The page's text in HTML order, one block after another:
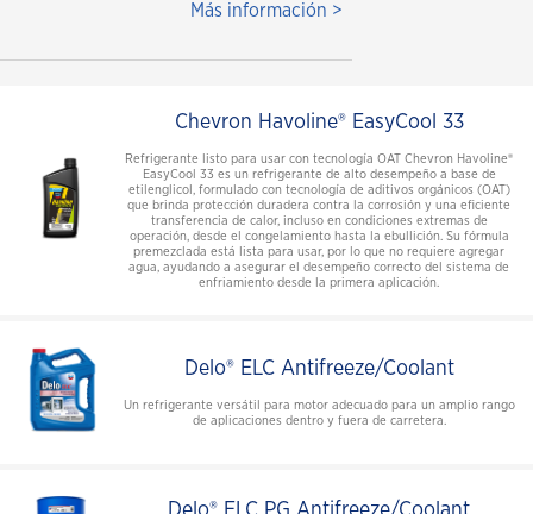
Más información >
Chevron Havoline® EasyCool 33
Refrigerante listo para usar con tecnología OAT Chevron Havoline®
EasyCool 33 es un refrigerante de alto desempeño a base de
etilenglicol, formulado con tecnología de aditivos orgánicos (OAT)
que brinda protección duradera contra la corrosión y una eficiente
transferencia de calor, incluso en condiciones extremas de
operación, desde el congelamiento hasta la ebullición. Su fórmula
premezclada está lista para usar, por lo que no requiere agregar
agua, ayudando a asegurar el desempeño correcto del sistema de
enfriamiento desde la primera aplicación.
Delo® ELC Antifreeze/Coolant
Un refrigerante versátil para motor adecuado para un amplio rango
de aplicaciones dentro y fuera de carretera.